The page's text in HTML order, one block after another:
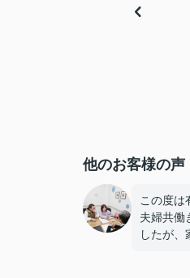
他のお客様の声
この度は
夫婦共働
したが、